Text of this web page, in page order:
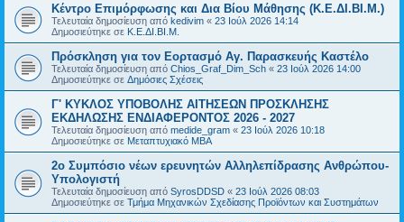
Κέντρο Επιμόρφωσης και Δια Βίου Μάθησης (Κ.Ε.ΔΙ.ΒΙ.Μ.)
Τελευταία δημοσίευση από kedivim « 23 Ιούλ 2026 14:14
Δημοσιεύτηκε σε Κ.Ε.ΔΙ.ΒΙ.Μ.
Πρόσκληση για τον Εορτασμό Αγ. Παρασκευής Καστέλο
Τελευταία δημοσίευση από Chios_Graf_Dim_Sch « 23 Ιούλ 2026 14:00
Δημοσιεύτηκε σε Δημόσιες Σχέσεις
Γ' ΚΥΚΛΟΣ ΥΠΟΒΟΛΗΣ ΑΙΤΗΣΕΩΝ ΠΡΟΣΚΛΗΣΗΣ
ΕΚΔΗΛΩΣΗΣ ΕΝΔΙΑΦΕΡΟΝΤΟΣ 2026 - 2027
Τελευταία δημοσίευση από medide_gram « 23 Ιούλ 2026 10:18
Δημοσιεύτηκε σε Μεταπτυχιακό MBA
2ο Συμπόσιο νέων ερευνητών Αλληλεπίδρασης Ανθρώπου-
Υπολογιστή
Τελευταία δημοσίευση από SyrosDDSD « 23 Ιούλ 2026 08:03
Δημοσιεύτηκε σε Τμήμα Μηχανικών Σχεδίασης Προϊόντων και Συστημάτων